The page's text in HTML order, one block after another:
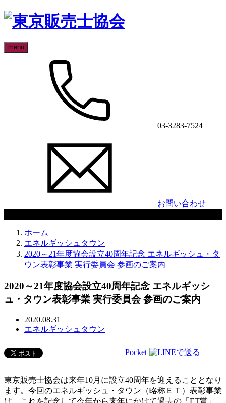
menu
03-3283-7524
お問い合わせ
ホーム
エネルギッシュタウン
2020～21年度協会設立40周年記念 エネルギッシュ・タ
ウン表彰事業 実行委員会 参画のご案内
2020～21年度協会設立40周年記念 エネルギッシ
ュ・タウン表彰事業 実行委員会 参画のご案内
2020.08.31
エネルギッシュタウン
Pocket
東京販売士協会は来年10月に設立40周年を迎えることとなり
ます。今回のエネルギッシュ・タウン（略称ＥＴ）表彰事業